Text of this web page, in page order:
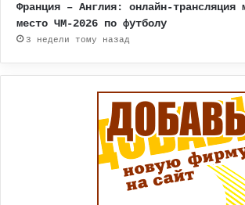
Франция – Англия: онлайн-трансляция
место ЧМ-2026 по футболу
3 недели тому назад